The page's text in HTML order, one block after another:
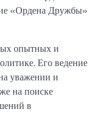
«Ордена Дружбы»
опытных и
Его ведение
уважении и
на поиске
в